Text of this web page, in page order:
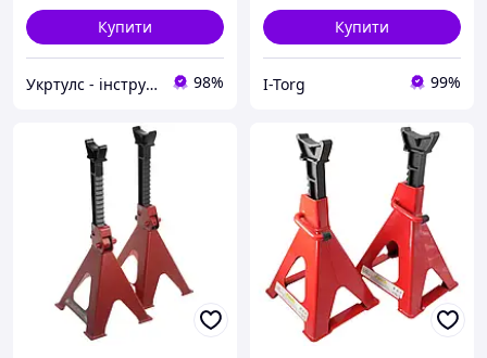
Купити
Укртулс - інструменти та обладнання 98%
Купити
I-Torg 99%